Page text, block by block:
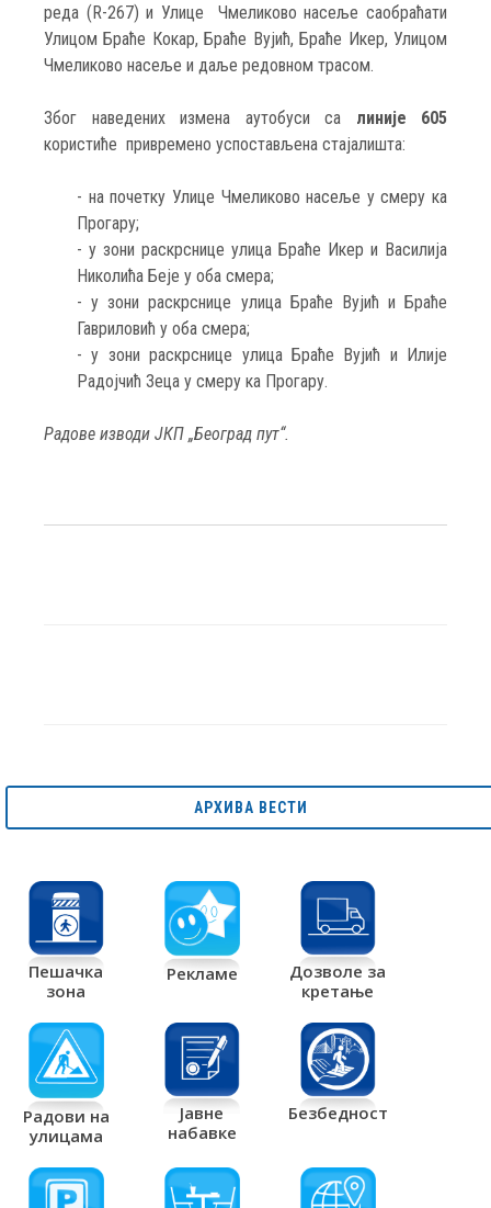
реда (R-267) и Улице Чмеликово насеље саобраћати
Улицом Браће Кокар, Браће Вујић, Браће Икер, Улицом
Чмеликово насеље и даље редовном трасом.
Због наведених измена аутобуси са линије 605
користиће привремено успостављена стајалишта:
- на почетку Улице Чмеликово насеље у смеру ка
Прогару;
- у зони раскрснице улица Браће Икер и Василија
Николића Беје у оба смера;
- у зони раскрснице улица Браће Вујић и Браће
Гавриловић у оба смера;
- у зони раскрснице улица Браће Вујић и Илије
Радојчић Зеца у смеру ка Прогару.
Радове изводи ЈКП „Београд пут“.
АРХИВА ВЕСТИ
Пешачка
зона
Рекламе
Дозволе за
кретање
Радови на
улицама
Јавне
набавке
Безбедност